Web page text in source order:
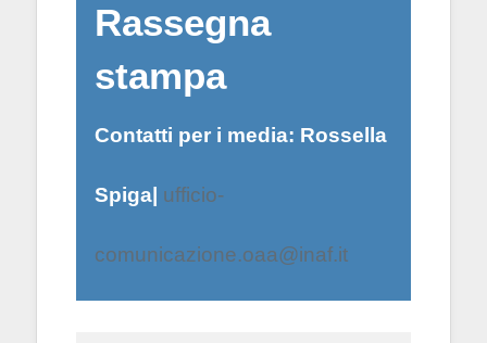
Rassegna
stampa
Contatti per i media: Rossella
Spiga ufficio-
comunicazione.oaa@inaf.it